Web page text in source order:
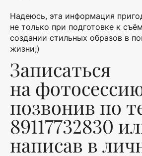
Надеюсь, эта информация
не только при подготовке к
создании стильных образов в
жизни;)
Записаться
на
позвонив по
89117732830
написав в